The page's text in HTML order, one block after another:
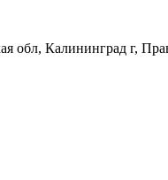
обл, Калининград г,